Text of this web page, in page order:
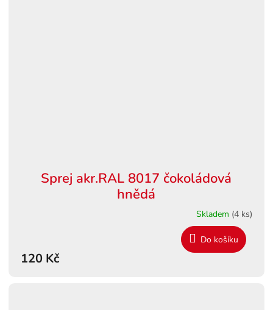
Sprej akr.RAL 8017 čokoládová
hnědá
Skladem (4 ks)
120 Kč
Do košíku